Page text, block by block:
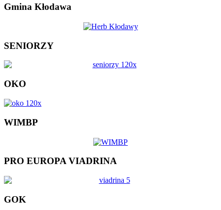
Gmina Kłodawa
SENIORZY
OKO
WIMBP
PRO EUROPA VIADRINA
GOK